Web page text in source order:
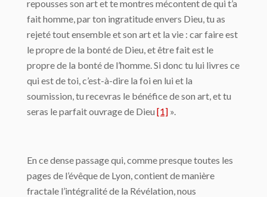
repousses son art et te montres mécontent de qui t’a
fait homme, par ton ingratitude envers Dieu, tu as
rejeté tout ensemble et son art et la vie : car faire est
le propre de la bonté de Dieu, et être fait est le
propre de la bonté de l’homme. Si donc tu lui livres ce
qui est de toi, c’est-à-dire la foi en lui et la
soumission, tu recevras le bénéfice de son art, et tu
seras le parfait ouvrage de Dieu [1] ».
En ce dense passage qui, comme presque toutes les
pages de l’évêque de Lyon, contient de manière
fractale l’intégralité de la Révélation, nous